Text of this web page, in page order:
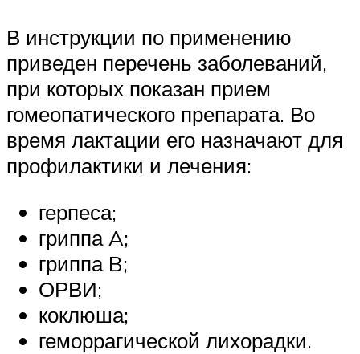
В инструкции по применению
приведен перечень заболеваний,
при которых показан прием
гомеопатического препарата. Во
время лактации его назначают для
профилактики и лечения:
герпеса;
гриппа A;
гриппа B;
ОРВИ;
коклюша;
геморрагической лихорадки.